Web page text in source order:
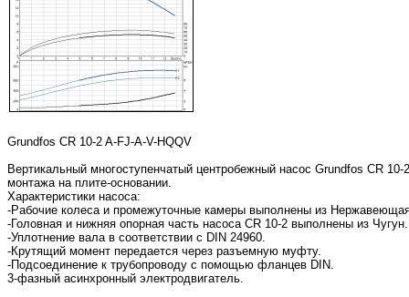
Grundfos CR 10-2 A-FJ-A-V-HQQV
Вертикальный многоступенчатый центробежный насос Grundfos CR
монтажа на плите-основании.
Характеристики насоса:
-Рабочие колеса и промежуточные камеры выполнены из
-Головная и нижняя опорная часть насоса CR 10-2 выполнены из Чугун.
-Уплотнение вала в соответствии с DIN 24960.
-Крутящий момент передается через разъемную муфту.
-Подсоединение к трубопроводу с помощью фланцев DIN.
3-фазный асинхронный электродвигатель.